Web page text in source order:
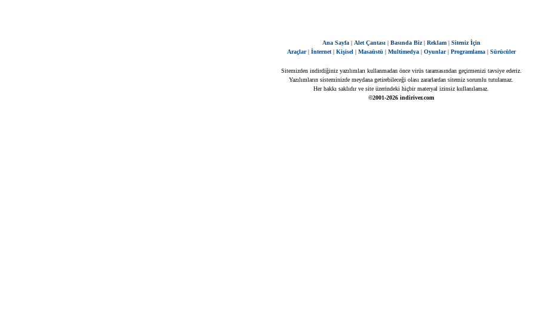
Ana Sayfa| Alet Çantası| Basında Biz| Reklam| Siteniz İçin
Araçlar| İnternet| Kişisel| Masaüstü | Multimedya| Oyunlar| Programlama| Sürücüler
Sitemizden indirdiğiniz yazılımları kullanmadan önce virüs taramasından geçirmenizi tavsiye ederiz.
Yazılımların sisteminizde meydana getirebileceği olası zararlardan sitemiz sorumlu tutulamaz.
Her hakkı saklıdır ve site üzerindeki hiçbir materyal izinsiz kullanılamaz.
©2001-2026 indiriver.com